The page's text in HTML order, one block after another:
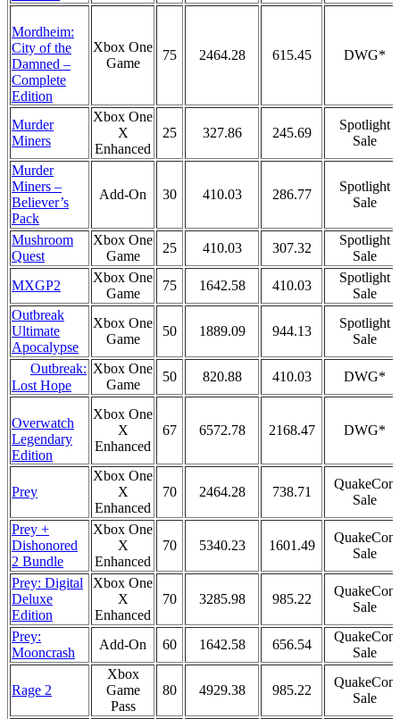
Mordheim:
City of the
Damned –
Complete
Edition
Xbox One
Game
75 2464.28 615.45 DWG*
Murder
Miners
Xbox One
X
Enhanced
25 327.86 245.69
Spotlight
Sale
Murder
Miners –
Believer’s
Pack
Add-On 30 410.03 286.77
Spotlight
Sale
Mushroom
Quest
Xbox One
Game
25 410.03 307.32
Spotlight
Sale
MXGP2
Xbox One
Game
75 1642.58 410.03
Spotlight
Sale
Outbreak
Ultimate
Apocalypse
Xbox One
Game
50 1889.09 944.13
Spotlight
Sale
Outbreak:
Lost Hope
Xbox One
Game
50 820.88 410.03 DWG*
Overwatch
Legendary
Edition
Xbox One
X
Enhanced
67 6572.78 2168.47 DWG*
Prey
Xbox One
X
Enhanced
70 2464.28 738.71
QuakeCon
Sale
Prey +
Dishonored
2 Bundle
Xbox One
X
Enhanced
70 5340.23 1601.49
QuakeCon
Sale
Prey: Digital
Deluxe
Edition
Xbox One
X
Enhanced
70 3285.98 985.22
QuakeCon
Sale
Prey:
Mooncrash
Add-On 60 1642.58 656.54
QuakeCon
Sale
Rage 2
Xbox
Game
Pass
80 4929.38 985.22
QuakeCon
Sale